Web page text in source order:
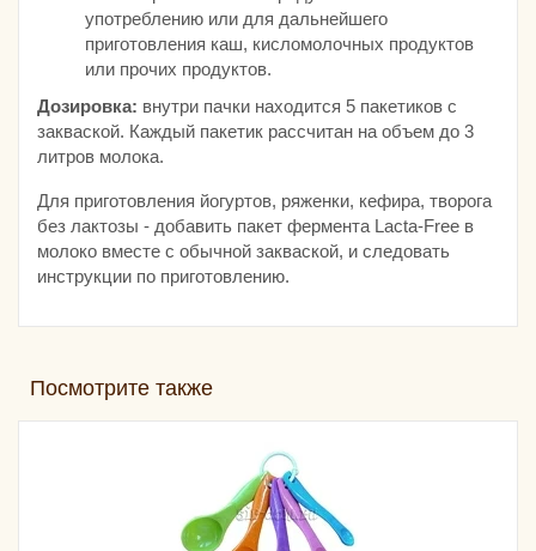
употреблению или для дальнейшего
приготовления каш, кисломолочных продуктов
или прочих продуктов.
Дозировка: внутри пачки находится 5 пакетиков с
закваской. Каждый пакетик рассчитан на объем до 3
литров молока.
Для приготовления йогуртов, ряженки, кефира, творога
без лактозы - добавить пакет фермента Lacta-Free в
молоко вместе с обычной закваской, и следовать
инструкции по приготовлению.
Посмотрите также